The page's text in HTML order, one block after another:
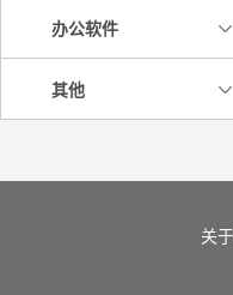
办公软件
其他
关